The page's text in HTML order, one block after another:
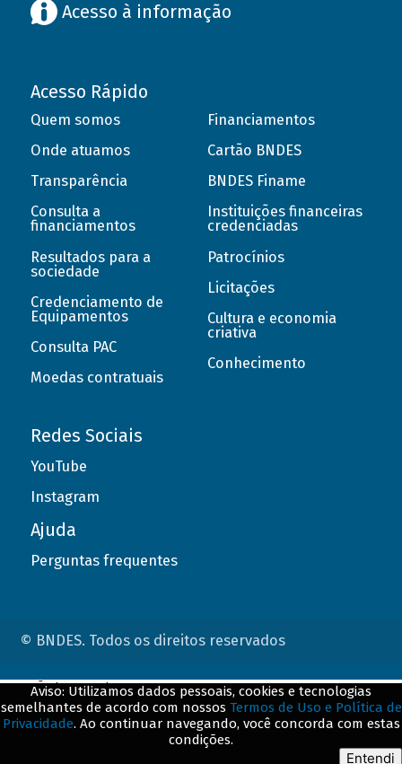
Acesso à informação
Acesso Rápido
Quem somos
Onde atuamos
Transparência
Consulta a
financiamentos
Resultados para a
sociedade
Credenciamento de
Equipamentos
Consulta PAC
Moedas contratuais
Financiamentos
Cartão BNDES
BNDES Finame
Instituições financeiras
credenciadas
Patrocínios
Licitações
Cultura e economia
criativa
Conhecimento
Redes Sociais
YouTube
Instagram
Ajuda
Perguntas frequentes
© BNDES. Todos os direitos reservados
Aviso: Utilizamos dados pessoais, cookies e tecnologias
semelhantes de acordo com nossos Termos de Uso e Política de
Privacidade. Ao continuar navegando, você concorda com estas
condições.
Entendi
ConteÃºdo complementar
${title}${badge}